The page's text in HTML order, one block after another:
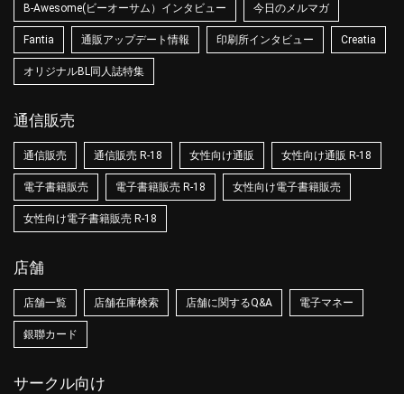
B-Awesome(ビーオーサム）インタビュー 今日のメルマガ
Fantia 通販アップデート情報 印刷所インタビュー Creatia
オリジナルBL同人誌特集
通信販売
通信販売 通信販売 R-18 女性向け通販 女性向け通販 R-18
電子書籍販売 電子書籍販売 R-18 女性向け電子書籍販売
女性向け電子書籍販売 R-18
店舗
店舗一覧 店舗在庫検索 店舗に関するQ&A 電子マネー
銀聯カード
サークル向け